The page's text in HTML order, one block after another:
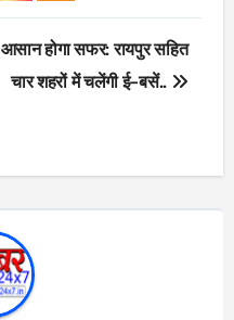
आसान होगा सफर: रायपुर सहित
चार शहरों में चलेंगी ई-बसें..